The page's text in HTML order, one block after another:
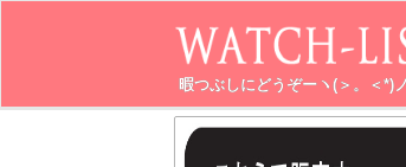
暇つぶしにどうぞーヽ(＞。＜*)ノ